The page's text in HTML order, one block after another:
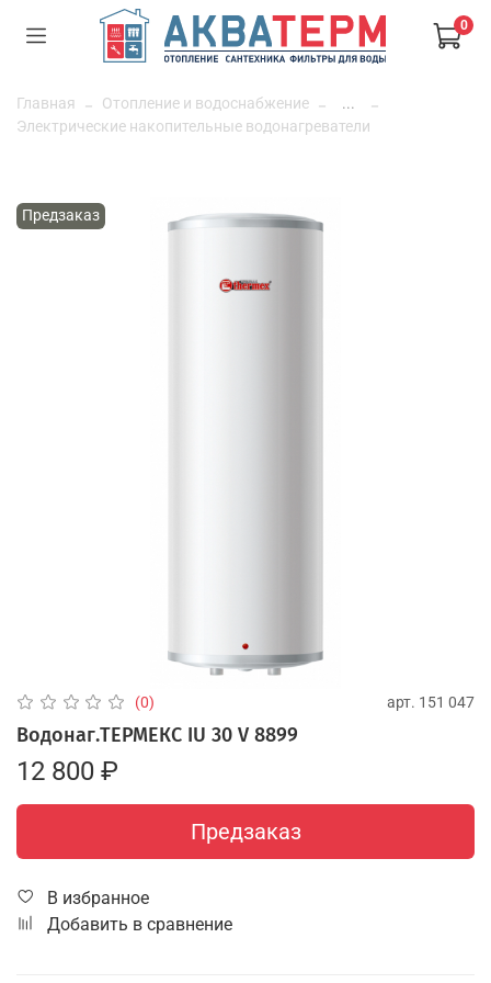
0
Главная Отопление и водоснабжение
...
Электрические накопительные водонагреватели
Предзаказ
(0) арт. 151 047
Водонаг.ТЕРМЕКС IU 30 V 8899
12 800 ₽
Предзаказ
В избранное
Добавить в сравнение